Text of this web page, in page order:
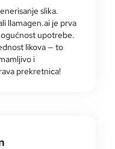
slika.
llamagen.ai je prva
upotrebe.
likova — to
i
prekretnica!